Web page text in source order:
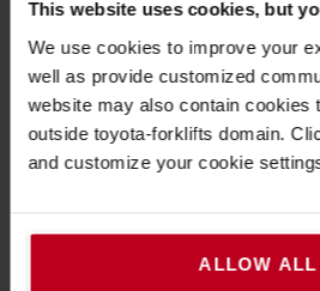
This website uses cookies, but
We use cookies to improve your
well as provide customized
website may also contain cookies
outside toyota-forklifts domain.
and customize your cookie
ALLOW
Caractéristiques techniques
*Adhésif : adhésif acrylique modifié
*Force d'adhérence : 21 N/25 mm
*Résistance thermique : entre -40
*Test d'inflammabilité : DIN EN